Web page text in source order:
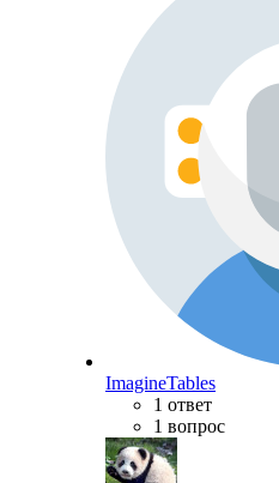
ImagineTables
1 ответ
1 вопрос